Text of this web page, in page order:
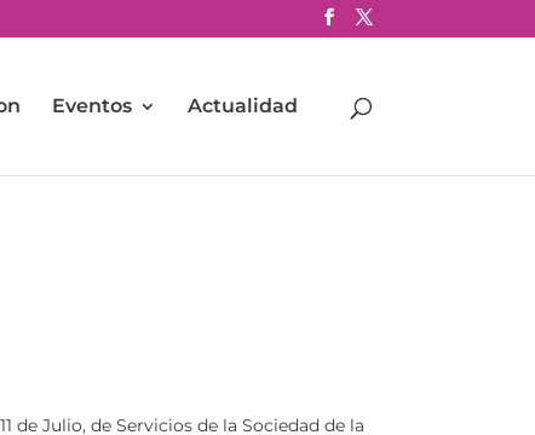
Eventos Actualidad
Julio, de Servicios de la Sociedad de la